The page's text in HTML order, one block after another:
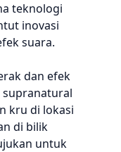
teknologi
inovasi
suara.
dan efek
kru di lokasi
di bilik
untuk